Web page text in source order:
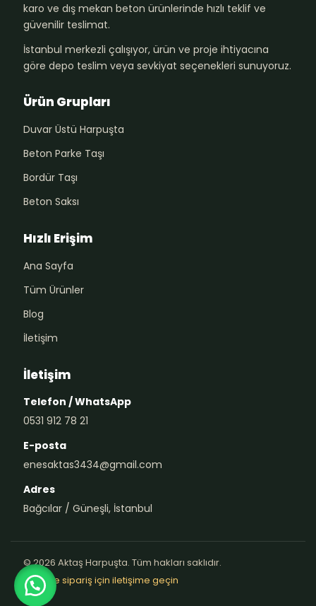
karo ve dış mekan beton ürünlerinde hızlı teklif ve
güvenilir teslimat.
İstanbul merkezli çalışıyor, ürün ve proje ihtiyacına
göre depo teslim veya sevkiyat seçenekleri sunuyoruz.
Ürün Grupları
Duvar Üstü Harpuşta
Beton Parke Taşı
Bordür Taşı
Beton Saksı
Hızlı Erişim
Ana Sayfa
Tüm Ürünler
Blog
İletişim
İletişim
Telefon / WhatsApp
0531 912 78 21
E-posta
enesaktas3434@gmail.com
Adres
Bağcılar / Güneşli, İstanbul
© 2026 Aktaş Harpuşta. Tüm hakları saklıdır.
Teklif ve sipariş için iletişime geçin